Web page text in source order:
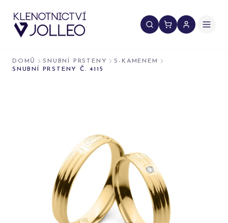
DOMŮ SNUBNÍ PRSTENY
S-KAMENEM
SNUBNÍ PRSTENY Č. 4115